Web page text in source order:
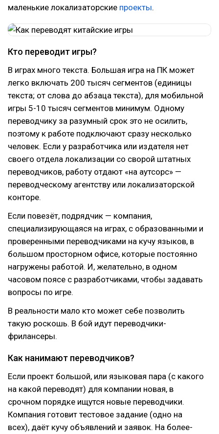
маленькие локализаторские проекты.
Кто переводит игры?
В играх много текста. Большая игра на ПК может
легко включать 200 тысяч сегментов (единицы
текста; от слова до абзаца текста), для мобильной
игры 5-10 тысяч сегментов минимум. Одному
переводчику за разумный срок это не осилить,
поэтому к работе подключают сразу несколько
человек. Если у разработчика или издателя нет
своего отдела локализации со сворой штатных
переводчиков, работу отдают «на аутсорс» —
переводческому агентству или локализаторской
конторе.
Если повезёт, подрядчик — компания,
специализирующаяся на играх, с образованными и
проверенными переводчиками на кучу языков, в
большом просторном офисе, которые постоянно
нагружены работой. И, желательно, в одном
часовом поясе с разработчиками, чтобы задавать
вопросы по игре.
В реальности мало кто может себе позволить
такую роскошь. В бой идут переводчики-
фрилансеры.
Как нанимают переводчиков?
Если проект большой, или языковая пара (с какого
на какой переводят) для компании новая, в
срочном порядке ищутся новые переводчики.
Компания готовит тестовое задание (одно на
всех), даёт кучу объявлений и заявок. На более-